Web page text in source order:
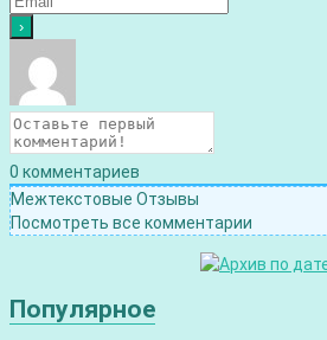
0 комментариев
Межтекстовые Отзывы
Посмотреть все комментарии
Популярное